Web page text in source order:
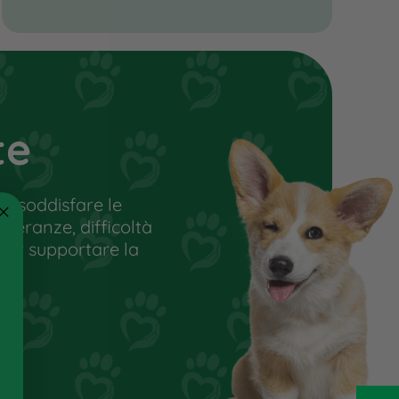
Sciogliere in acqua tiepida e
ogni 10 kg di peso corporeo per
15 giorni, poi sospendere per 10
giorni e riprendere a cicli
Apporto di grasso: 12-14% della
dose giornaliera di cibo
disidratato
soddisfare le
difficoltà
supportare la